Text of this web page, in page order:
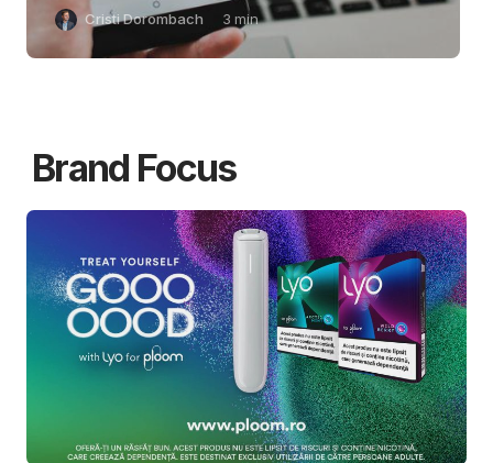
Cristi Dorombach 3 min
Brand Focus